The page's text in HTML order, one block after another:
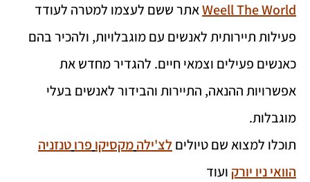
Weell The Worldאתר ששם לעצמו למטרה לעודד
פעילות תיירותית לאנשים עם מוגבלויות, ולהכיר בהם
כאנשים פעילים וצמאי חיים. להגדיר מחדש את
אפשרויות ההנאה, התיירות והבידור לאנשים בעלי
מוגבלות.
תוכלו למצוא שם טיולים לצ'ילהמקסיקו פרוטנזניה
הוואיניו יורק ועוד